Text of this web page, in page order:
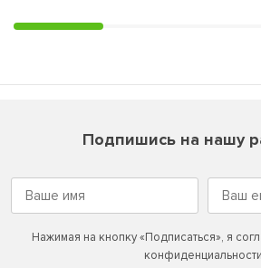
Подпишись на нашу
Нажимая на кнопку «Подписаться», я
конфиденциальности